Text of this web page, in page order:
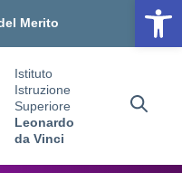
Merito
Istituto
Istruzione
Superiore
Leonardo
da Vinci